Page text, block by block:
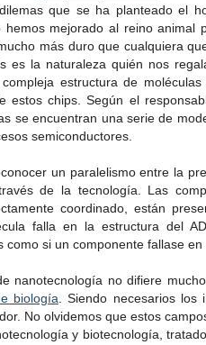
que se ha planteado el
mejorado al reino animal
más duro que cualquiera
es la naturaleza quién nos
estructura de
estos chips. Según el
se encuentran una serie de
semiconductores.
un paralelismo entre la
de la tecnología. Las
coordinado, están
falla en la estructura del
como si un componente fallase
nanotecnología no difiere
biología . Siendo necesarios
No olvidemos que estos
y biotecnología,